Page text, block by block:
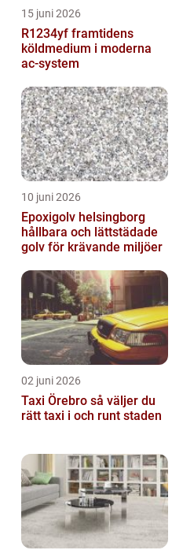
15 juni 2026
R1234yf framtidens
köldmedium i moderna
ac-system
10 juni 2026
Epoxigolv helsingborg
hållbara och lättstädade
golv för krävande miljöer
02 juni 2026
Taxi Örebro så väljer du
rätt taxi i och runt staden